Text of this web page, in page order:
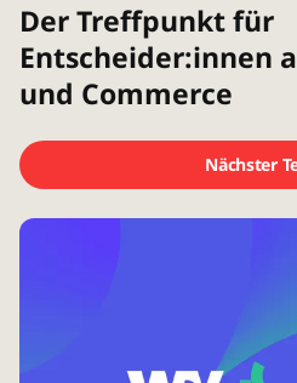
Der Treffpunkt für
Entscheider:innen
und Commerce
Nächster